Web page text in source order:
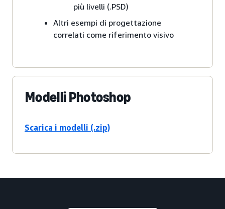
più livelli (.PSD)
Altri esempi di progettazione
correlati come riferimento visivo
Modelli Photoshop
Scarica i modelli (.zip)